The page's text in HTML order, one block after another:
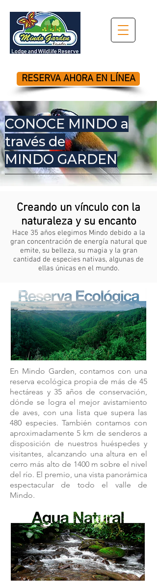
RESERVA AHORA EN LÍNEA
CONOCE MINDO a
través de
MINDO GARDEN
Creando un vínculo con la
naturaleza y su encanto
Hace 35 años elegimos Mindo debido a la
gran concentración de energía natural que
emite, su belleza, su magia y la gran
cantidad de especies nativas, algunas de
ellas únicas en el mundo.
En Mindo Garden, contamos con una
reserva ecológica propia de más de 45
hectáreas y 35 años de conservación,
dónde se logra el mejor avistamiento
de aves, con una lista que supera las
480 especies. También contamos con
aproximadamente 5 km de senderos a
disposición de nuestros huéspedes y
visitantes, alcanzando una altura en el
cerro más alto de 1400 m sobre el nivel
del río. El premio, una vista panorámica
espectacular de todo el valle de
Mindo.